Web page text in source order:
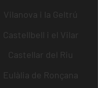
Vilanova i la Geltrú
Castellbell i el Vilar
Castellar del Riu
Eulàlia de Ronçana